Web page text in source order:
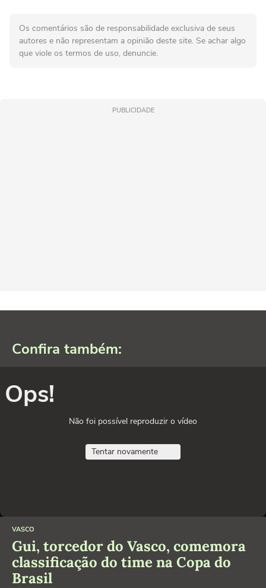
Os comentários são de responsabilidade exclusiva de seus
autores e não representam a opinião deste site. Se achar algo
que viole os termos de uso, denuncie.
PUBLICIDADE
Confira também:
Ops!
Não foi possível reproduzir o vídeo
Tentar novamente
VASCO
Gui, torcedor do Vasco, comemora
classificação do time na Copa do
Brasil